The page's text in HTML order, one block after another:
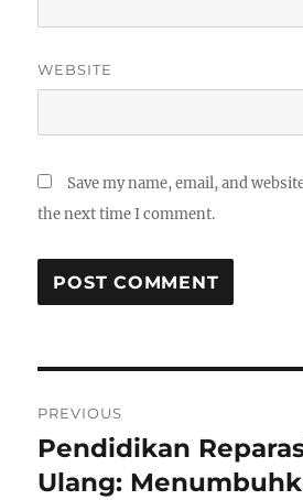
WEBSITE
Save my name, email, and
the next time I comment.
navigation
PREVIOUS
Previous
post:
Pendidikan
Ulang: